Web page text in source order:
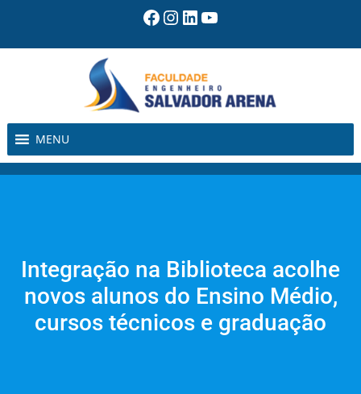
o
Facebook
Instagram
LinkedIn
Youtube
MENU
Integração na Biblioteca acolhe
novos alunos do Ensino Médio,
cursos técnicos e graduação